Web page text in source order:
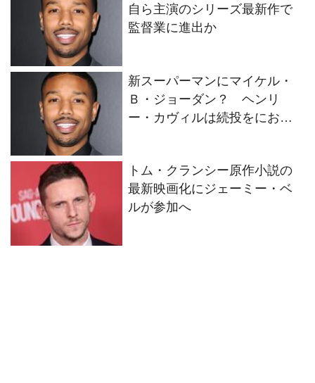
自ら主演のシリーズ最新作で
監督業に進出か
新スーパーマンにマイケル・
Ｂ・ジョーダン？ ヘンリ
ー・カヴィルは続投をにおわ
トム・クランシー原作小説の
最新映画化にジェーミー・ベ
ルが参加へ